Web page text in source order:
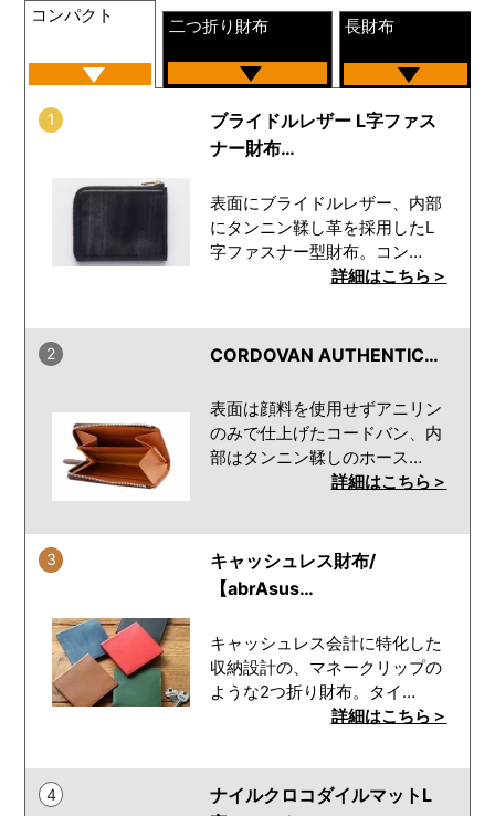
コンパクト
二つ折り財布 長財布
1
ブライドルレザー L字ファス
ナー財布…
表面にブライドルレザー、内部
にタンニン鞣し革を採用したL
字ファスナー型財布。コン…
詳細はこちら＞
2 CORDOVAN AUTHENTIC…
表面は顔料を使用せずアニリン
のみで仕上げたコードバン、内
部はタンニン鞣しのホース…
詳細はこちら＞
3
キャッシュレス財布/
【abrAsus…
キャッシュレス会計に特化した
収納設計の、マネークリップの
ような2つ折り財布。タイ…
詳細はこちら＞
4
ナイルクロコダイルマットL